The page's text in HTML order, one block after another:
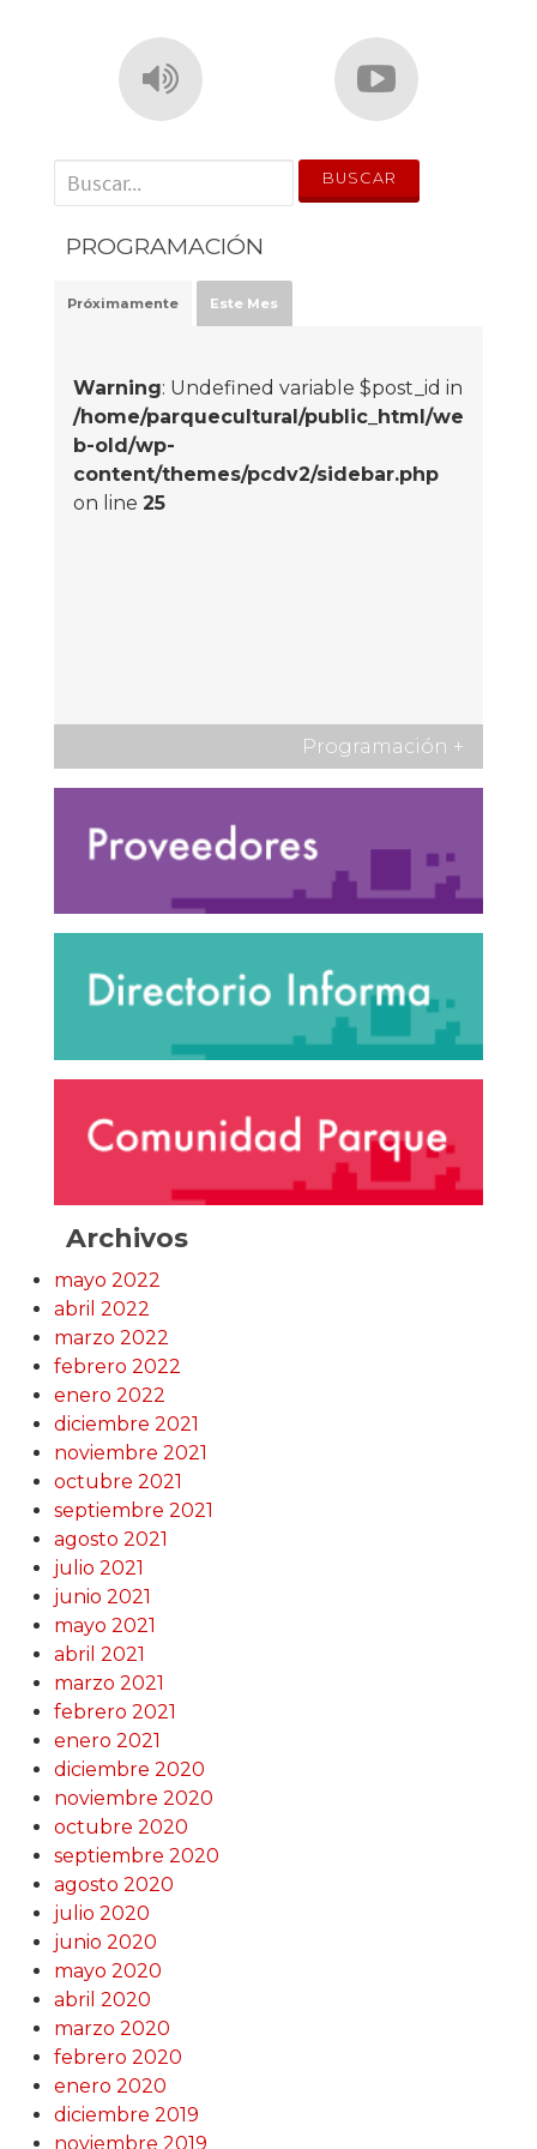
' . __('Search for:') . '
PROGRAMACIÓN
Próximamente Este Mes
Warning: Undefined variable $post_id in
/home/parquecultural/public_html/we
b-old/wp-
content/themes/pcdv2/sidebar.php
on line 25
Programación +
Archivos
mayo 2022
abril 2022
marzo 2022
febrero 2022
enero 2022
diciembre 2021
noviembre 2021
octubre 2021
septiembre 2021
agosto 2021
julio 2021
junio 2021
mayo 2021
abril 2021
marzo 2021
febrero 2021
enero 2021
diciembre 2020
noviembre 2020
octubre 2020
septiembre 2020
agosto 2020
julio 2020
junio 2020
mayo 2020
abril 2020
marzo 2020
febrero 2020
enero 2020
diciembre 2019
noviembre 2019